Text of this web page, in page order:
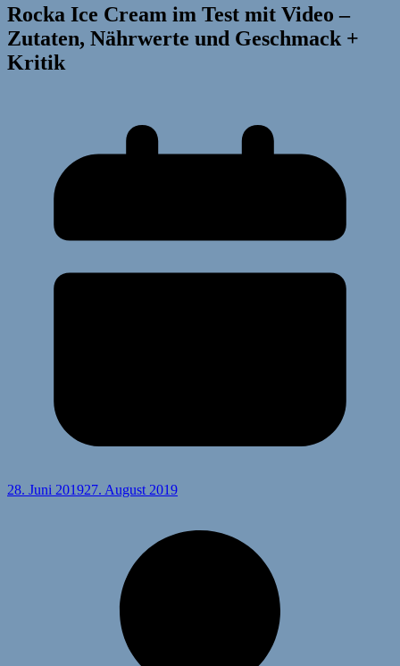
Rocka Ice Cream im Test mit Video –
Zutaten, Nährwerte und Geschmack +
Kritik
28. Juni 201927. August 2019